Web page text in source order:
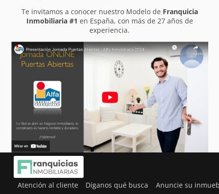
Te invitamos a conocer nuestro Modelo de Franquicia
Inmobiliaria #1 en España, con más de 27 años de
experiencia.
Atención al cliente Díganos qué busca Anuncie su